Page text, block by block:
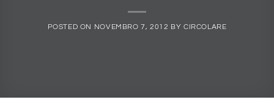
POSTED ON NOVEMBRO 7, 2012 BY CIRCOLARE